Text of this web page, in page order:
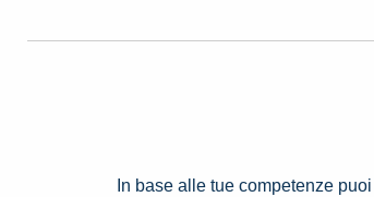
In base alle tue competenze